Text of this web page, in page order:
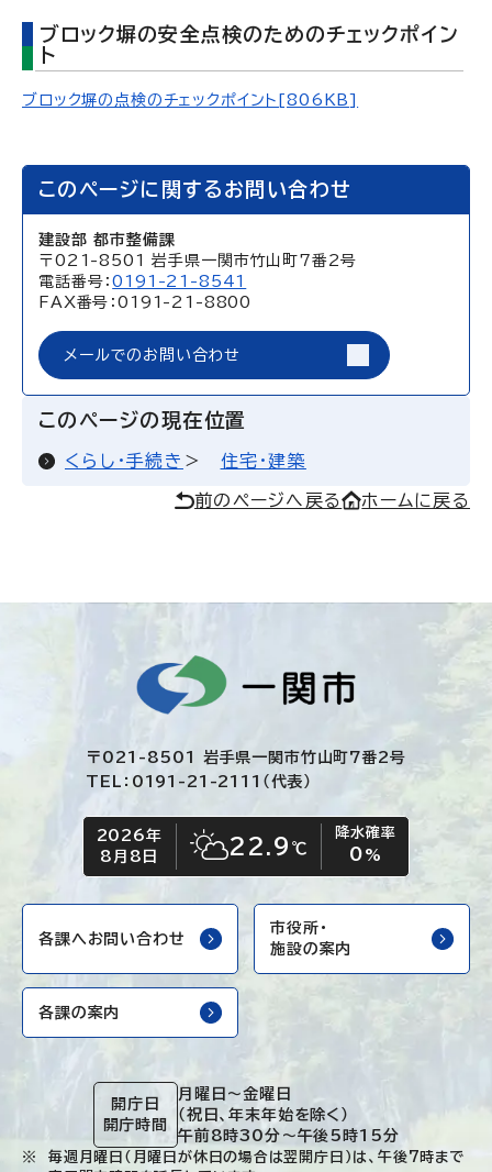
ブロック塀の安全点検のためのチェックポイン
ト
ブロック塀の点検のチェックポイント[806KB]
このページに関するお問い合わせ
建設部 都市整備課
〒021-8501 岩手県一関市竹山町7番2号
電話番号：0191-21-8541
FAX番号：0191-21-8800
メールでのお問い合わせ
このページの現在位置
くらし・手続き 住宅・建築
前のページへ戻る ホームに戻る
〒021-8501 岩手県一関市竹山町7番2号
TEL：0191-21-2111（代表）
今日の日付
2026年
8月8日
今日の天気
晴れ時々くもり
22.9 ℃
降水確率
0 %
各課へお問い合わせ
市役所・
施設の案内
各課の案内
開庁日
開庁時間
月曜日～金曜日
（祝日、年末年始を除く）
午前8時30分～午後5時15分
毎週月曜日（月曜日が休日の場合は翌開庁日）は、午後7時まで